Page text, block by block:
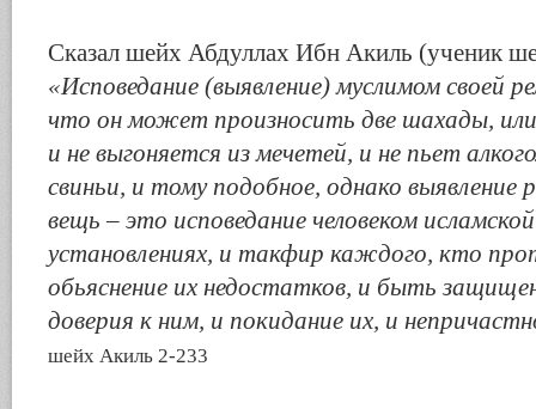
Сказал шейх Абдуллах Ибн Акиль (ученик
«Исповедание (выявление) муслимом своей
что он может произносить две шахады,
и не выгоняется из мечетей, и не пьет
свиньи, и тому подобное, однако выявление
вещь – это исповедание человеком
установлениях, и такфир каждого, кто
обьяснение их недостатков, и быть
доверия к ним, и покидание их, и
шейх Акиль 2-233